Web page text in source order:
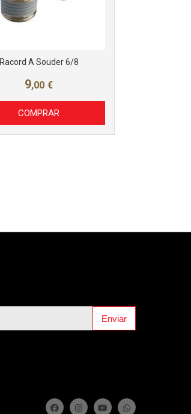
Racord A Souder 6/8
9,00 €
COMPRAR
Enviar